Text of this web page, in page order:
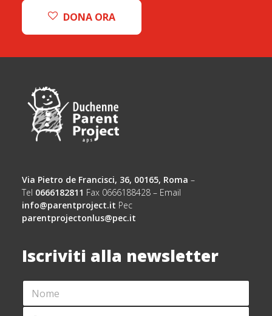
DONA ORA
Via Pietro de Francisci, 36, 00165, Roma –
Tel 0666182811 Fax 0666188428 – Email
info@parentproject.it Pec
parentprojectonlus@pec.it
Iscriviti alla newsletter
*
A
N
M
C